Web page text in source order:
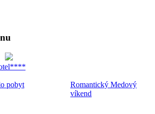
pobyt
Romantický Medový
víkend